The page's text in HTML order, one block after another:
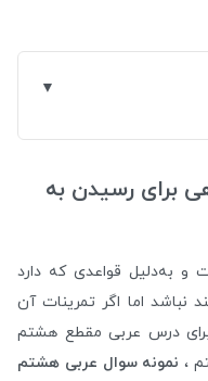
برای رسیدن به
و به‌دلیل قواعدی که دارد
نباشد اما اگر تمرینات آن
درس عربی مقطع هشتم
، نمونه سوال عربی هشتم